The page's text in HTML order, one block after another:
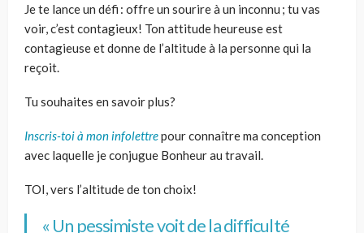
Je te lance un défi : offre un sourire à un inconnu ; tu vas
voir, c’est contagieux! Ton attitude heureuse est
contagieuse et donne de l’altitude à la personne qui la
reçoit.
Tu souhaites en savoir plus?
Inscris-toi à mon infolettrepour connaître ma conception
avec laquelle je conjugue Bonheur au travail.
TOI, vers l’altitude de ton choix!
« Un pessimiste voit de la difficulté